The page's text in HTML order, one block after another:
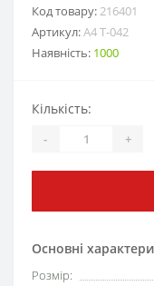
Код товару:216401
Артикул:А4 Т-042
Наявність: 1000
Основні
Розмір:
Кількість:
- +